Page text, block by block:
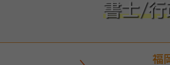
書士/行
福